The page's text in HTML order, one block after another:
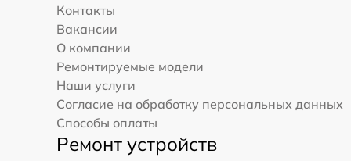
Контакты
Вакансии
О компании
Ремонтируемые модели
Наши услуги
Согласие на обработку персональных данных
Способы оплаты
Ремонт устройств